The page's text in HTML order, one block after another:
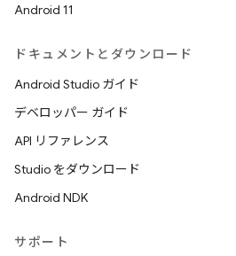
Android 11
ドキュメントとダウンロード
Android Studio ガイド
デベロッパー ガイド
API リファレンス
Studio をダウンロード
Android NDK
サポート